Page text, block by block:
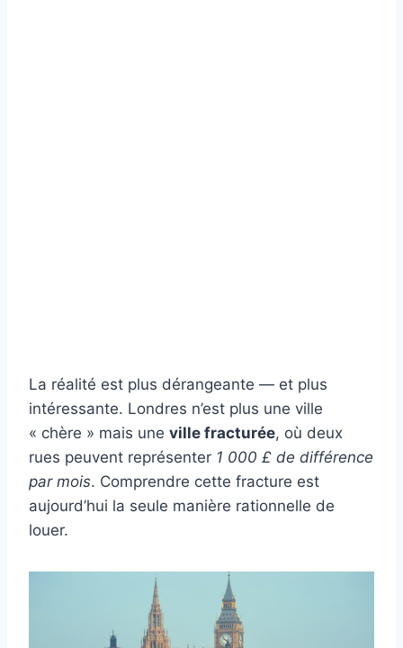
La réalité est plus dérangeante — et plus
intéressante. Londres n’est plus une ville
« chère » mais une ville fracturée, où deux
rues peuvent représenter 1 000 £ de différence
par mois. Comprendre cette fracture est
aujourd’hui la seule manière rationnelle de
louer.